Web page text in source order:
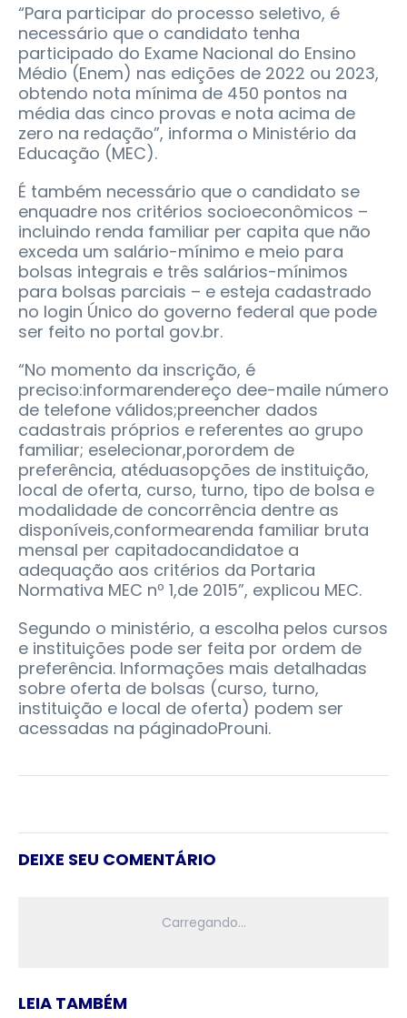
“Para participar do processo seletivo, é
necessário que o candidato tenha
participado do Exame Nacional do Ensino
Médio (Enem) nas edições de 2022 ou 2023,
obtendo nota mínima de 450 pontos na
média das cinco provas e nota acima de
zero na redação”, informa o Ministério da
Educação (MEC).
É também necessário que o candidato se
enquadre nos critérios socioeconômicos –
incluindo renda familiar per capita que não
exceda um salário-mínimo e meio para
bolsas integrais e três salários-mínimos
para bolsas parciais – e esteja cadastrado
no login Único do governo federal que pode
ser feito no portal gov.br.
“No momento da inscrição, é
preciso:informarendereço dee-maile número
de telefone válidos;preencher dados
cadastrais próprios e referentes ao grupo
familiar; eselecionar,porordem de
preferência, atéduasopções de instituição,
local de oferta, curso, turno, tipo de bolsa e
modalidade de concorrência dentre as
disponíveis,conformearenda familiar bruta
mensal per capitadocandidatoe a
adequação aos critérios da Portaria
Normativa MEC nº 1,de 2015”, explicou MEC.
Segundo o ministério, a escolha pelos cursos
e instituições pode ser feita por ordem de
preferência. Informações mais detalhadas
sobre oferta de bolsas (curso, turno,
instituição e local de oferta) podem ser
acessadas na páginadoProuni.
DEIXE SEU COMENTÁRIO
LEIA TAMBÉM